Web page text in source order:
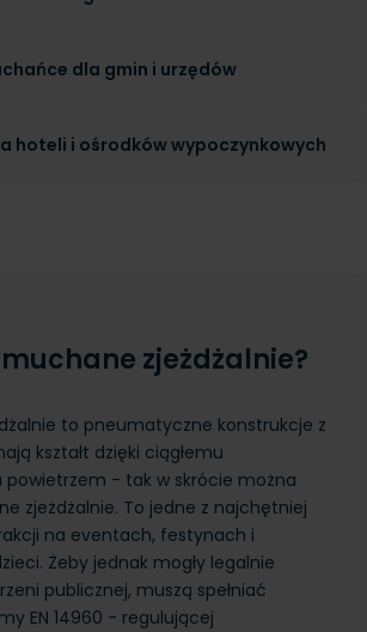
dla gmin i urzędów
hoteli i ośrodków wypoczynkowych
zjeżdżalnie?
to pneumatyczne konstrukcje z
kształt dzięki ciągłemu
- tak w skrócie można
zjeżdżalnie. To jedne z najchętniej
na eventach, festynach i
Żeby jednak mogły legalnie
publicznej, muszą spełniać
EN 14960 - regulującej